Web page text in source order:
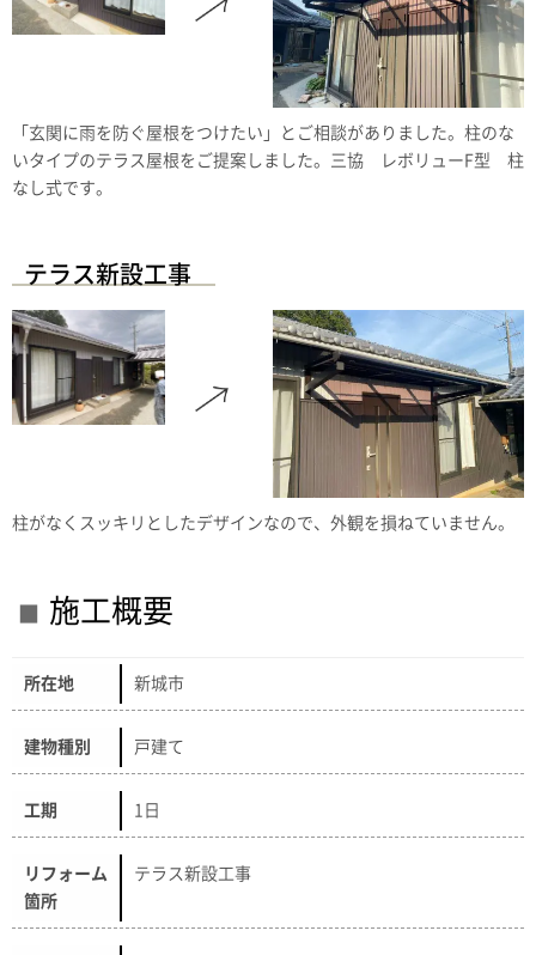
「玄関に雨を防ぐ屋根をつけたい」とご相談がありました。柱のな
いタイプのテラス屋根をご提案しました。三協 レボリューF型 柱
なし式です。
テラス新設工事
柱がなくスッキリとしたデザインなので、外観を損ねていません。
施工概要
所在地 新城市
建物種別 戸建て
工期 1日
リフォーム
箇所
テラス新設工事